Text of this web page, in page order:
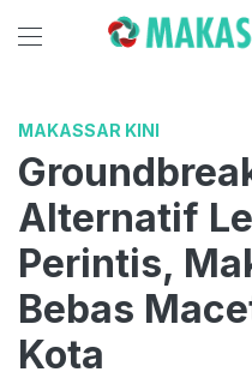
MAKASSAR KINI
Alternatif
Perintis,
Bebas
Kota